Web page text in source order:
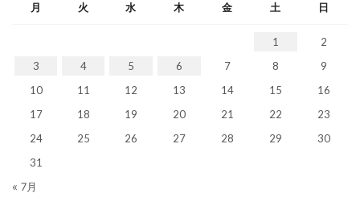
月 火 水 木 金 土 日
1
2
3
4 5 6 7 8
9
10
11 12 13 14 15
16
17
18 19 20 21 22
23
24
25 26 27 28 29
30
31
« 7月